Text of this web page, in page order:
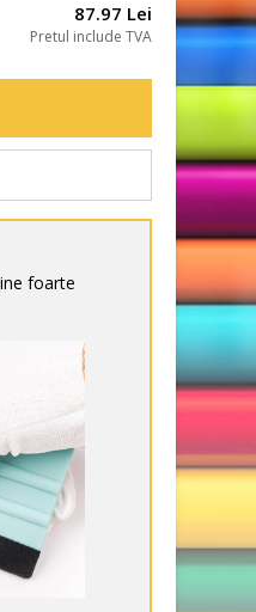
87.97 Lei
Pretul include TVA
foarte